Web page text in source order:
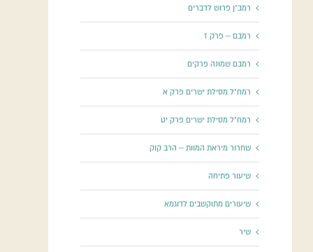
רמב"ן פרוש לדברים
רמבם – פרק ז
רמבם שמונה פרקים
רמח"ל מסילת ישרים פרק א
רמח"ל מסילת ישרים פרק יט
שחרור מיראת המוות – הרב קוק
שיעור פתיחה
שיעורים מתוקשבים לדוגמא
שיר